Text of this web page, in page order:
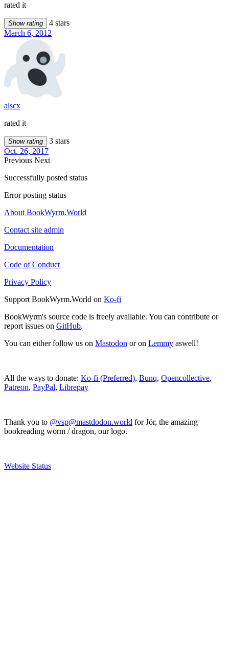
rated it
Show rating
4 stars
March 6, 2012
alscx
rated it
Show rating
3 stars
Oct. 26, 2017
Previous Next
Successfully posted status
Error posting status
About BookWyrm.World
Contact site admin
Documentation
Code of Conduct
Privacy Policy
Support BookWyrm.World on Ko-fi
BookWyrm's source code is freely available. You can contribute or
report issues on GitHub.
You can either follow us on Mastodon or on Lemmy aswell!
All the ways to donate: Ko-fi (Preferred), Bunq, Opencollective,
Patreon, PayPal, Librepay
Thank you to @vsp@mastdodon.world for Jör, the amazing
bookreading worm / dragon, our logo.
Website Status